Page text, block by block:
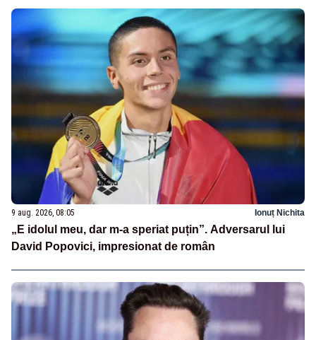
9 aug. 2026, 08:05 Ionuț Nichita
„E idolul meu, dar m-a speriat puțin”. Adversarul lui
David Popovici, impresionat de român